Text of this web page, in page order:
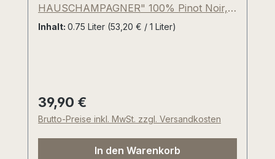
HAUSCHAMPAGNER" 100% Pinot Noir,
Champagner Brut "Kimmeridgium Kalk",
Weinberge des Geschwisterpaares Lucie
und Sébastien Cheurlin liegen nur wenige
Kilometer nordwestlich der weltberühmten
Region Chablis und verfügen über nahezu
identische Böden. Die Dosage unserer
Inhalt: 0.75 Liter (53,20 € / 1 Liter)
Regulärer Preis:
39,90 €
Brutto-Preise inkl. MwSt. zzgl. Versandkosten
In den Warenkorb